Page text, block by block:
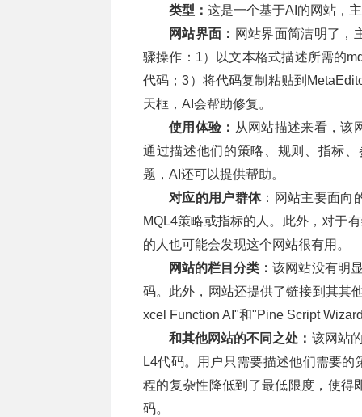
类型： 这是一个基于AI的网站，
网站界面： 网站界面简洁明了，
骤操作：1）以文本格式描述所需的
代码；3）将代码复制粘贴到
天框，AI会帮助修复。
使用体验： 从网站描述来看，该
通过描述他们的策略、规则、指标
题，AI还可以提供帮助。
对应的用户群体：网站主要面向
MQL4策略或指标的人。此外，对于
的人也可能会发现这个网站很有用。
网站的栏目分类：该网站没有明
码。此外，网站还提供了链接到其其
xcel Function AI"和"Pine Script
和其他网站的不同之处： 该网站
L4代码。用户只需要描述他们需要
程的复杂性降低到了最低限度，使得
码。